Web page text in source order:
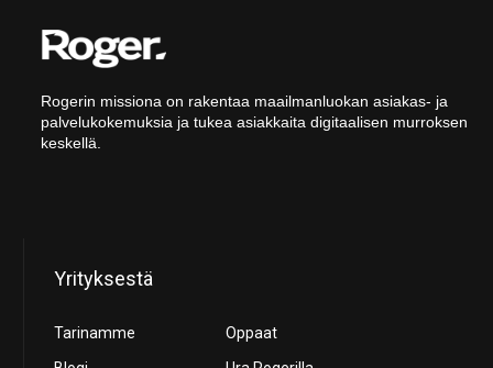
Rogerin missiona on rakentaa maailmanluokan asiakas- ja
palvelukokemuksia ja tukea asiakkaita digitaalisen murroksen
keskellä.
Yrityksestä
Tarinamme
Oppaat